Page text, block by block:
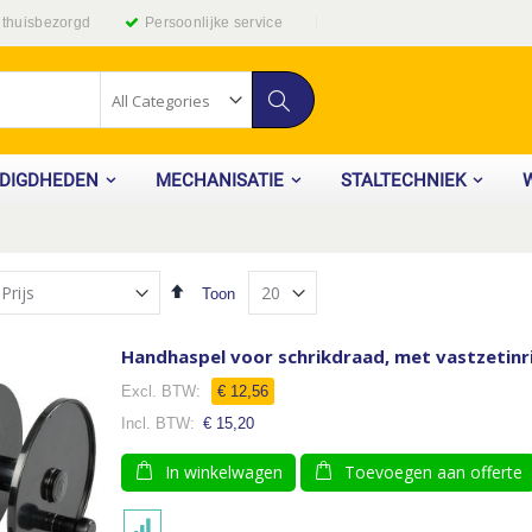
Persoonlijke service
Zoek
MECHANISATIE STALTECHNIEK
Van
laag
sorteren
Toon
Handhaspel voor schrikdraad, met
€ 12,56
€ 15,20
In winkelwagen Toevoegen aan offerte